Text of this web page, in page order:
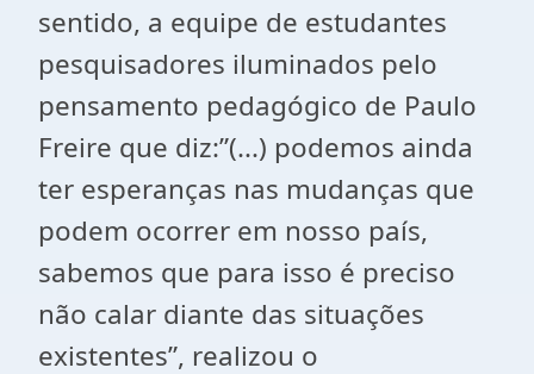
sentido, a equipe de estudantes
pesquisadores iluminados pelo
pensamento pedagógico de Paulo
Freire que diz:”(...) podemos ainda
ter esperanças nas mudanças que
podem ocorrer em nosso país,
sabemos que para isso é preciso
não calar diante das situações
existentes”, realizou o